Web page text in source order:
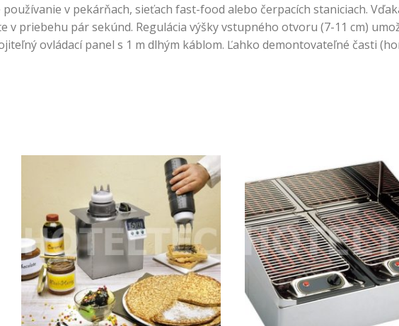
v pekárňach, sieťach fast-food alebo čerpacích staniciach.
v priebehu pár sekúnd. Regulácia výšky vstupného otvoru (7-11 cm)
ovládací panel s 1 m dlhým káblom. Ľahko demontovateľné časti